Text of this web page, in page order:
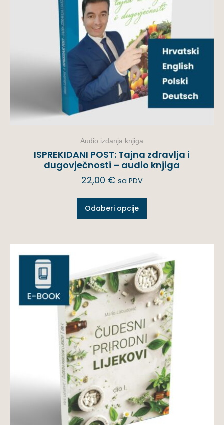
Audio izdanja knjiga
ISPREKIDANI POST: Tajna zdravlja i
dugovječnosti – audio knjiga
22,00 € sa PDV
Odaberi opcije